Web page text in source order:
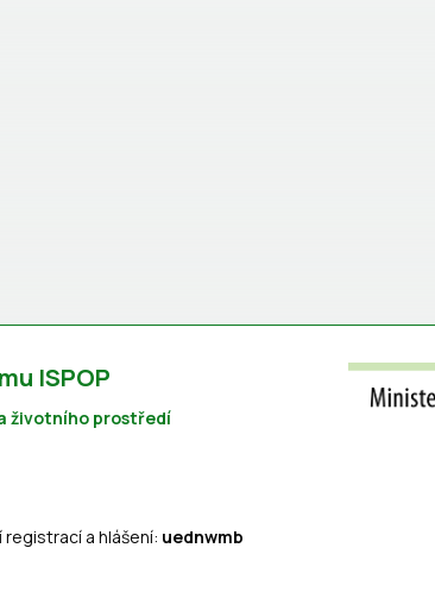
ISPOP
životního prostředí
a hlášení: uednwmb